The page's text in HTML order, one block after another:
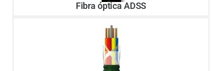
Fibra óptica ADSS